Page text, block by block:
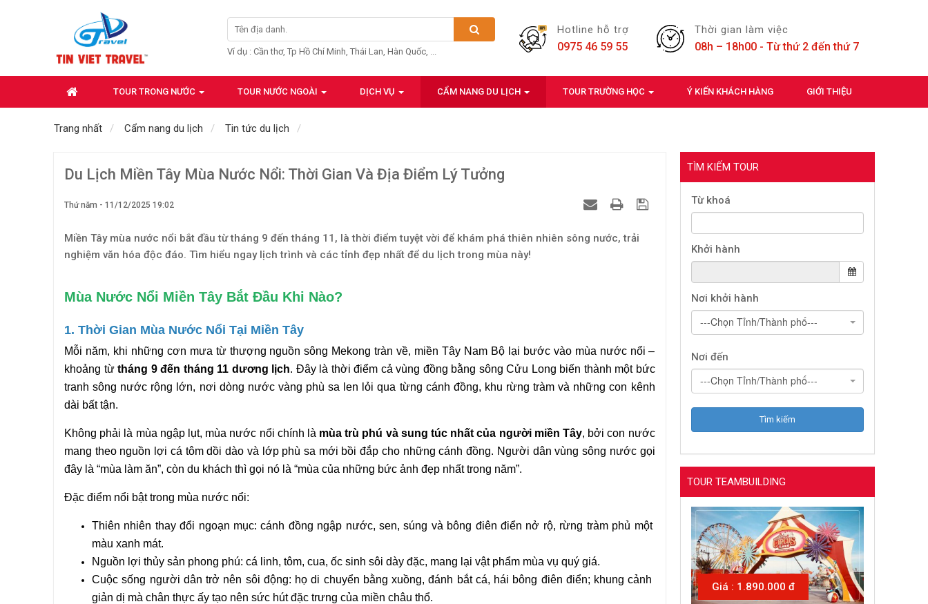
Ví dụ : Cần thơ, Tp Hồ Chí Minh, Thái Lan, Hàn Quốc, ...
Hotline hỗ trợ
0975 46 59 55
Thời gian làm việc
08h – 18h00 - Từ thứ 2 đến thứ 7
TOUR TRONG NƯỚC TOUR NƯỚC NGOÀI DỊCH VỤ CẨM NANG DU LỊCH TOUR TRƯỜNG HỌC Ý KIẾN KHÁCH HÀNG GIỚI THIỆU
Trang nhất Cẩm nang du lịch Tin tức du lịch
Du Lịch Miền Tây Mùa Nước Nổi: Thời Gian Và Địa Điểm Lý Tưởng
Thứ năm - 11/12/2025 19:02
Miền Tây mùa nước nổi bắt đầu từ tháng 9 đến tháng 11, là thời điểm tuyệt vời để khám phá thiên nhiên sông nước, trải
nghiệm văn hóa độc đáo. Tìm hiểu ngay lịch trình và các tỉnh đẹp nhất để du lịch trong mùa này!
Mùa Nước Nổi Miền Tây Bắt Đầu Khi Nào?
1. Thời Gian Mùa Nước Nổi Tại Miền Tây
Mỗi năm, khi những cơn mưa từ thượng nguồn sông Mekong tràn về, miền Tây Nam Bộ lại bước vào mùa nước nổi –
khoảng từ tháng 9 đến tháng 11 dương lịch. Đây là thời điểm cả vùng đồng bằng sông Cửu Long biến thành một bức
tranh sông nước rộng lớn, nơi dòng nước vàng phù sa len lỏi qua từng cánh đồng, khu rừng tràm và những con kênh
dài bất tận.
Không phải là mùa ngập lụt, mùa nước nổi chính là mùa trù phú và sung túc nhất của người miền Tây, bởi con nước
mang theo nguồn lợi cá tôm dồi dào và lớp phù sa mới bồi đắp cho những cánh đồng. Người dân vùng sông nước gọi
đây là “mùa làm ăn”, còn du khách thì gọi nó là “mùa của những bức ảnh đẹp nhất trong năm”.
Đặc điểm nổi bật trong mùa nước nổi:
Thiên nhiên thay đổi ngoạn mục: cánh đồng ngập nước, sen, súng và bông điên điển nở rộ, rừng tràm phủ một
màu xanh mát.
Nguồn lợi thủy sản phong phú: cá linh, tôm, cua, ốc sinh sôi dày đặc, mang lại vật phẩm mùa vụ quý giá.
Cuộc sống người dân trở nên sôi động: họ di chuyển bằng xuồng, đánh bắt cá, hái bông điên điển; khung cảnh
giản dị mà chân thực ấy tạo nên sức hút đặc trưng của miền châu thổ.
TÌM KIẾM TOUR
Từ khoá
Khởi hành
Nơi khởi hành
---Chọn Tỉnh/Thành phố---
Nơi đến
---Chọn Tỉnh/Thành phố---
TOUR TEAMBUILDING
Giá : 1.890.000 đ